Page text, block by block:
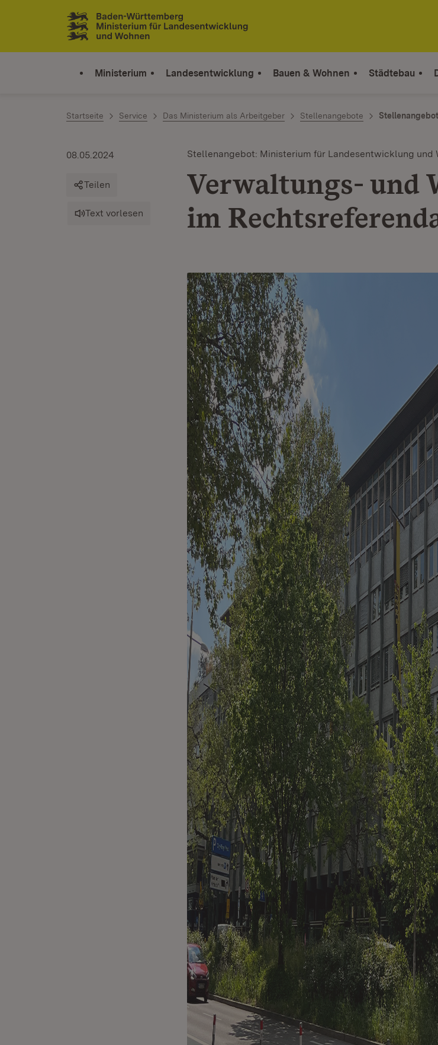
Zum Inhalt springen
Link zur Startseite
Ministerium Landesentwicklung Bauen & Wohnen Städtebau
Startseite Service Das Ministerium als Arbeitgeber Stellenangebote Stellenangebot
Stellenangebot: Ministerium für Landesentwicklung und
Verwaltungs- und
im
08.05.2024
Teilen
Text vorlesen